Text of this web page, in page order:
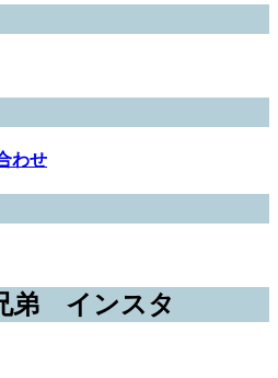
弟 インスタ